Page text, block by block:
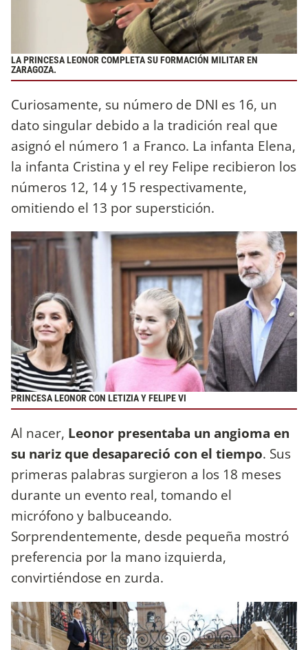
LA PRINCESA LEONOR COMPLETA SU FORMACIÓN MILITAR EN
ZARAGOZA.
Curiosamente, su número de DNI es 16, un
dato singular debido a la tradición real que
asignó el número 1 a Franco. La infanta Elena,
la infanta Cristina y el rey Felipe recibieron los
números 12, 14 y 15 respectivamente,
omitiendo el 13 por superstición.
PRINCESA LEONOR CON LETIZIA Y FELIPE VI
Al nacer, Leonor presentaba un angioma en
su nariz que desapareció con el tiempo. Sus
primeras palabras surgieron a los 18 meses
durante un evento real, tomando el
micrófono y balbuceando.
Sorprendentemente, desde pequeña mostró
preferencia por la mano izquierda,
convirtiéndose en zurda.